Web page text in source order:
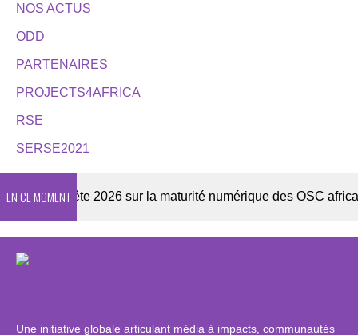
NOS ACTUS
ODD
PARTENAIRES
PROJECTS4AFRICA
RSE
SERSE2021
EN CE MOMENT
Enquête 2026 sur la maturité numérique des OSC africaines
Une initiative globale articulant média à impacts, communautés